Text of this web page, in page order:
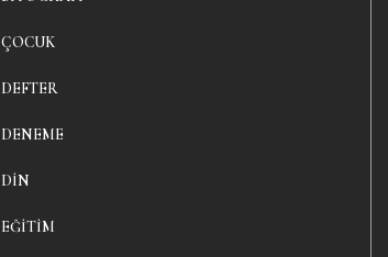
ÇOCUK
DEFTER
DENEME
DIN
EĞITIM